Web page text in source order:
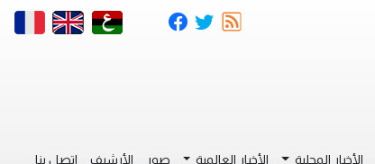
الأخبار المحلية الأخبار العالمية صور الأرشيف اتصل بنا